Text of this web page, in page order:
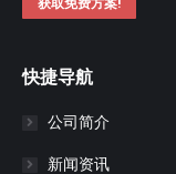
快捷导航
公司简介
新闻资讯